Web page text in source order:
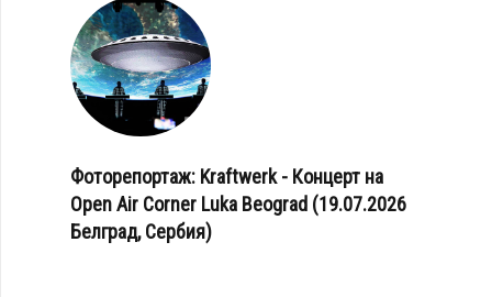
Фоторепортаж: Kraftwerk - Концерт на
Open Air Corner Luka Beograd (19.07.2026
Белград, Сербия)